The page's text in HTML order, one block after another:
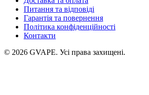
Питання та відповіді
Гарантія та повернення
Політика конфіденційності
Контакти
© 2026 GVAPE. Усі права захищені.